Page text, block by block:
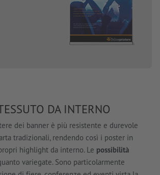
DA INTERNO
dei banner è più resistente e durevole
tradizionali, rendendo così i poster in
highlight da interno. Le possibilità
variegate. Sono particolarmente